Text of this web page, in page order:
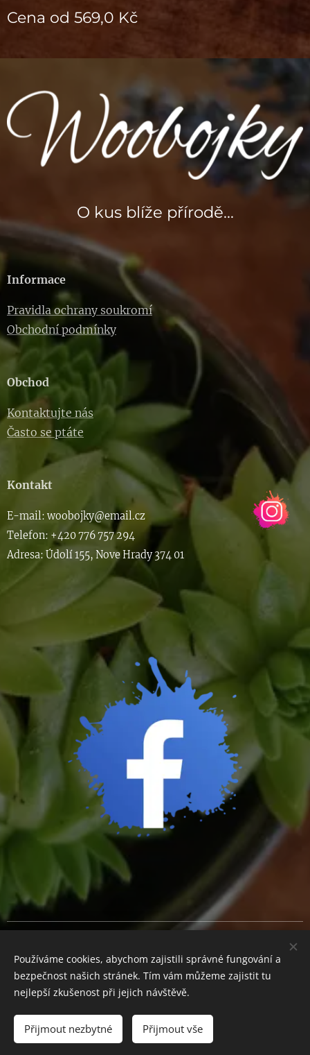
Cena od 569,0 Kč
Do košíku
O kus blíže přírodě...
Informace
Pravidla ochrany soukromí
Obchodní podmínky
Obchod
Kontaktujte nás
Často se ptáte
Kontakt
E-mail: woobojky@email.cz
Telefon: +420 776 757 294
Adresa: Údolí 155, Nove Hrady 374 01
Měna
CZK Kč
EUR €
Používáme cookies, abychom zajistili správné fungování a
bezpečnost našich stránek. Tím vám můžeme zajistit tu
nejlepší zkušenost při jejich návštěvě.
Přijmout nezbytné Přijmout vše